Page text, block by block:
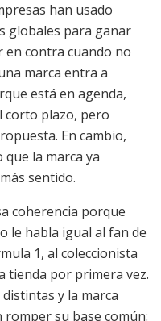
han usado
globales para ganar
en contra cuando no
marca entra a
está en agenda,
corto plazo, pero
En cambio,
la marca ya
sentido.
coherencia porque
le habla igual al fan de
1, al coleccionista
tienda por primera vez.
y la marca
su base común: